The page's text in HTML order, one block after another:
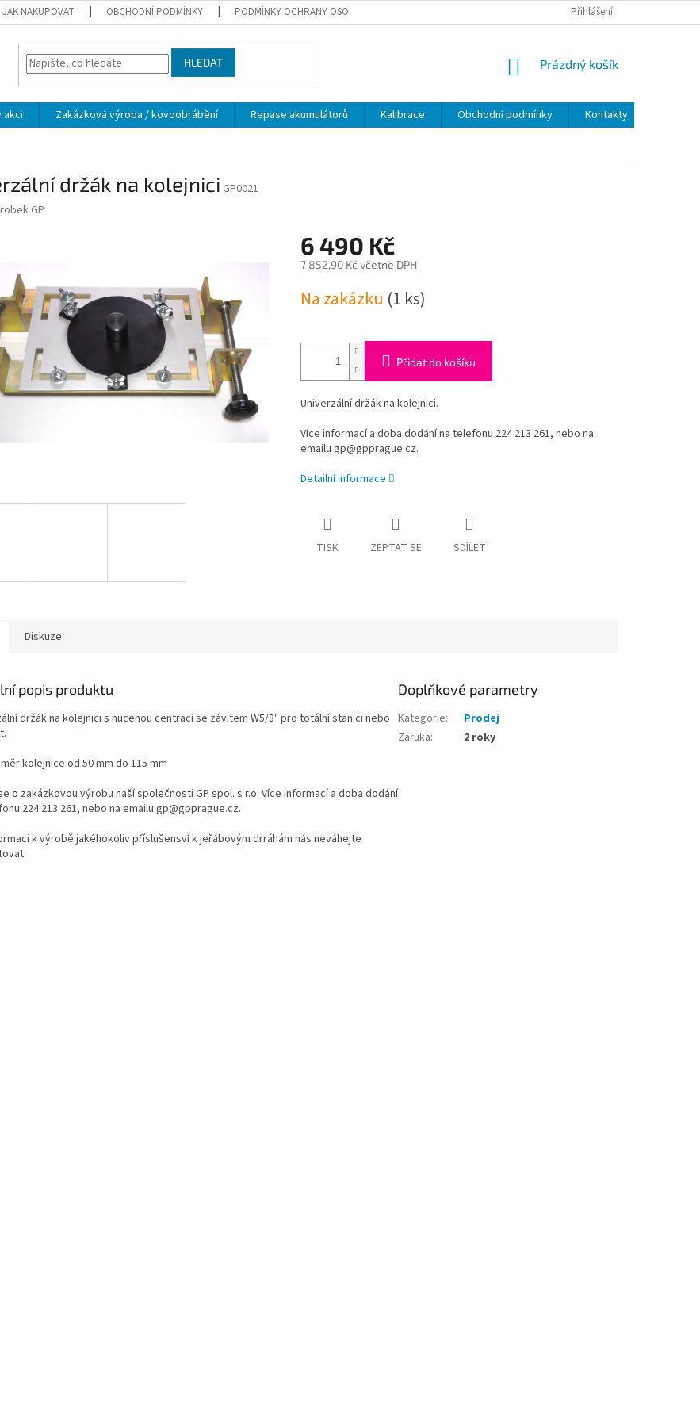
JAK NAKUPOVAT OBCHODNÍ PODMÍNKY PODMÍNKY OCHRANY OSOBNÍCH ÚDAJŮ Přihlášení
HLEDAT
NÁKUPNÍ
Prázdný košík
akci Zakázková výroba / kovoobrábění Repase akumulátorů Kalibrace Obchodní podmínky
Kontakty
držák na kolejnici GP0021
GP
6 490 Kč
7 852,90 Kč včetně DPH
cena:
Na zakázku (1 ks)
Přidat do košíku
Univerzální držák na kolejnici.
Více informací a doba dodání na telefonu 224 213 261, nebo na
emailu gp@gpprague.cz.
Detailní informace
TISK ZEPTAT SE SDÍLET
Diskuze
popis produktu
držák na kolejnici s nucenou centrací se závitem W5/8" pro totální stanici nebo
kolejnice od 50 mm do 115 mm
o zakázkovou výrobu naší společnosti GP spol. s r.o. Více informací a doba dodání
224 213 261, nebo na emailu gp@gpprague.cz.
k výrobě jakéhokoliv příslušensví k jeřábovým drráhám nás neváhejte
Doplňkové parametry
Kategorie:
Prodej
Záruka: 2 roky